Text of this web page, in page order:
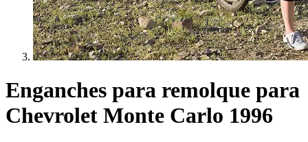
Enganches para remolque para
Chevrolet Monte Carlo 1996